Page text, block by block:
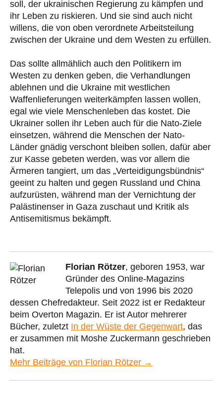
soll, der ukrainischen Regierung zu kämpfen und
ihr Leben zu riskieren. Und sie sind auch nicht
willens, die von oben verordnete Arbeitsteilung
zwischen der Ukraine und dem Westen zu erfüllen.
Das sollte allmählich auch den Politikern im
Westen zu denken geben, die Verhandlungen
ablehnen und die Ukraine mit westlichen
Waffenlieferungen weiterkämpfen lassen wollen,
egal wie viele Menschenleben das kostet. Die
Ukrainer sollen ihr Leben auch für die Nato-Ziele
einsetzen, während die Menschen der Nato-
Länder gnädig verschont bleiben sollen, dafür aber
zur Kasse gebeten werden, was vor allem die
Ärmeren tangiert, um das „Verteidigungsbündnis“
geeint zu halten und gegen Russland und China
aufzurüsten, während man der Vernichtung der
Palästinenser in Gaza zuschaut und Kritik als
Antisemitismus bekämpft.
Florian Rötzer, geboren 1953, war
Gründer des Online-Magazins
Telepolis und von 1996 bis 2020
dessen Chefredakteur. Seit 2022 ist er Redakteur
beim Overton Magazin. Er ist Autor mehrerer
Bücher, zuletzt In der Wüste der Gegenwart, das
er zusammen mit Moshe Zuckermann geschrieben
hat.
Mehr Beiträge von Florian Rötzer →